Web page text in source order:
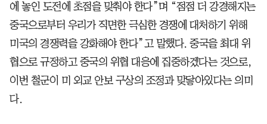
에 놓인 도전에 초점을 맞춰야 한다”며 “점점 더 강경해지는
중국으로부터 우리가 직면한 극심한 경쟁에 대처하기 위해
미국의 경쟁력을 강화해야 한다”고 말했다. 중국을 최대 위
협으로 규정하고 중국의 위협 대응에 집중하겠다는 것으로,
이번 철군이 미 외교 안보 구상의 조정과 맞닿아있다는 의미
다.